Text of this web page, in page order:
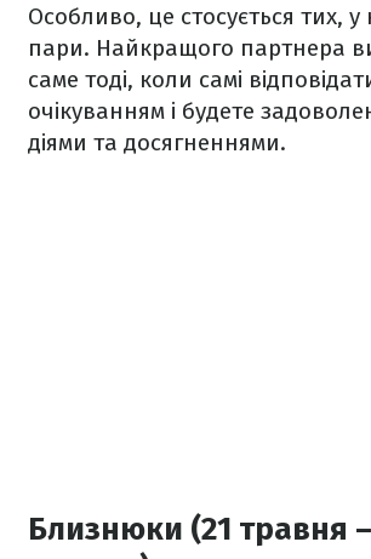
Особливо, це стосується тих, у
пари. Найкращого партнера
саме тоді, коли самі
очікуванням і будете
діями та досягненнями.
Близнюки (21 травня